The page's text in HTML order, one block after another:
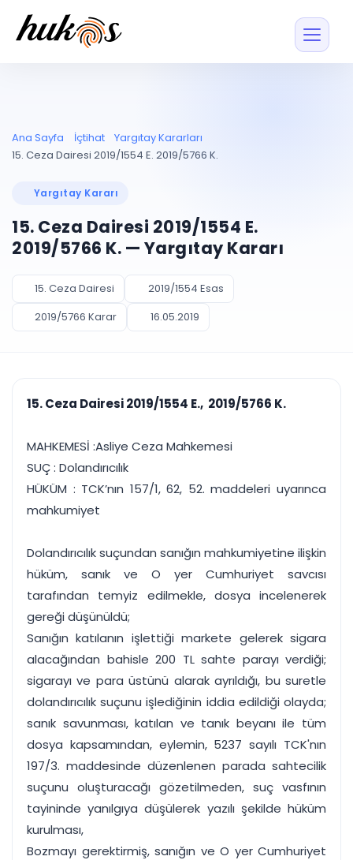
Entegrasyonu
UYAP ile otomatik
UYAP Evrak
Entegrasyonu
UETS Entegrasyonu
Tebligatları anında
Müvekkil ve taraf
Vekalet
PLANLAMA & TAKİP
Pano ve Takip
Duruşma ve görev
takvimi
Bildirim
Süreleri asla kaçırmayın
takibi
Tek panelde uçtan uca yönetim
UYAP & UETS entegrasyonundan finansa, hepsi bir arada.
Blog
Ücretsiz Başlayın Giriş Yap
Ana Sayfa İçtihat
Yargıtay Kararları
15. Ceza Dairesi 2019/1554 E. 2019/5766 K.
Yargıtay Kararı
15. Ceza Dairesi 2019/1554 E.
2019/5766 K. — Yargıtay Kararı
15. Ceza Dairesi
2019/1554 Esas
2019/5766 Karar
16.05.2019
15. Ceza Dairesi 2019/1554 E., 2019/5766 K.
MAHKEMESİ :Asliye Ceza Mahkemesi
SUÇ : Dolandırıcılık
HÜKÜM : TCK’nın 157/1, 62, 52. maddeleri uyarınca
mahkumiyet
Dolandırıcılık suçundan sanığın mahkumiyetine ilişkin
hüküm, sanık ve O yer Cumhuriyet savcısı
tarafından temyiz edilmekle, dosya incelenerek
gereği düşünüldü;
Sanığın katılanın işlettiği markete gelerek sigara
alacağından bahisle 200 TL sahte parayı verdiği;
sigarayı ve para üstünü alarak ayrıldığı, bu suretle
dolandırıcılık suçunu işlediğinin iddia edildiği olayda;
sanık savunması, katılan ve tanık beyanı ile tüm
dosya kapsamından, eylemin, 5237 sayılı TCK'nın
197/3. maddesinde düzenlenen parada sahtecilik
suçunu oluşturacağı gözetilmeden, suç vasfının
tayininde yanılgıya düşülerek yazılı şekilde hüküm
kurulması,
Bozmayı gerektirmiş, sanığın ve O yer Cumhuriyet